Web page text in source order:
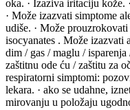
oka. · Izaziva iritaciju kože.
· Može izazvati simptome
udiše. · Može
isocyanates . Može izazvati
dim / gas / maglu /
zaštitnu ode ću / zaštitu za
respiratorni simptomi:
lekara. · ako se udahne,
mirovanju u položaju